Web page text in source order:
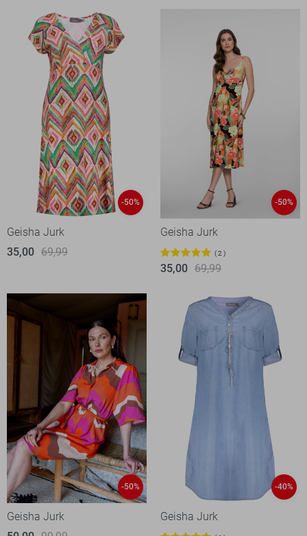
-50%
Geisha Jurk
35,00 69,99
-50%
Geisha Jurk
2
35,00 69,99
-50%
Geisha Jurk
-40%
Geisha Jurk